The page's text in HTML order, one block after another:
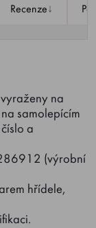
Recenze↓
na
samolepícím
a
(výrobní
hřídele,